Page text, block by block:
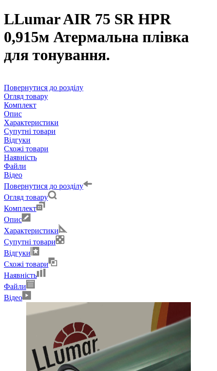
LLumar AIR 75 SR HPR
0,915м Атермальна плівка
для тонування.
Повернутися до розділу
Огляд товару
Комплект
Опис
Характеристики
Супутні товари
Відгуки
Схожі товари
Наявність
Файли
Відео
Повернутися до розділу
Огляд товару
Комплект
Опис
Характеристики
Супутні товари
Відгуки
Схожі товари
Наявність
Файли
Відео